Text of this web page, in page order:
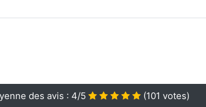
des avis : 4/5 (101 votes)